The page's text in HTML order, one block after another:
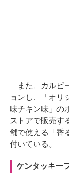
また、カルビ
ョンし、「オリ
味チキン味」の
ストアで販売す
舗で使える「香
付いている。
ケンタッキー